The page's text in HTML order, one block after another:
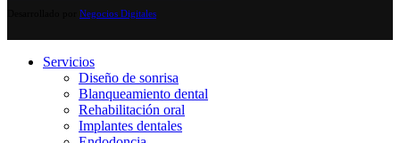
Negocios Digitales
Servicios
Diseño de sonrisa
Blanqueamiento dental
Rehabilitación oral
Implantes dentales